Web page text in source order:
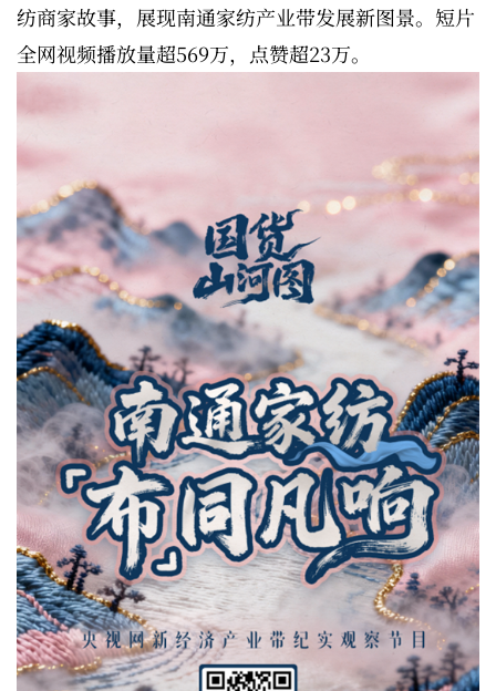
纺商家故事，展现南通家纺产业带发展新图景。短片
全网视频播放量超569万，点赞超23万。